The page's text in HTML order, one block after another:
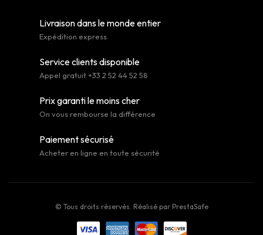
Livraison dans le monde entier
Expédition express
Service clients disponible
Appel gratuit +33 2 52 44 52 58
Prix garanti le moins cher
On vous rembourse la différence
Paiement sécurisé
Acheter en ligne en toute sécurité
© Tous droits réservés. Réalisé par PrestaSafe